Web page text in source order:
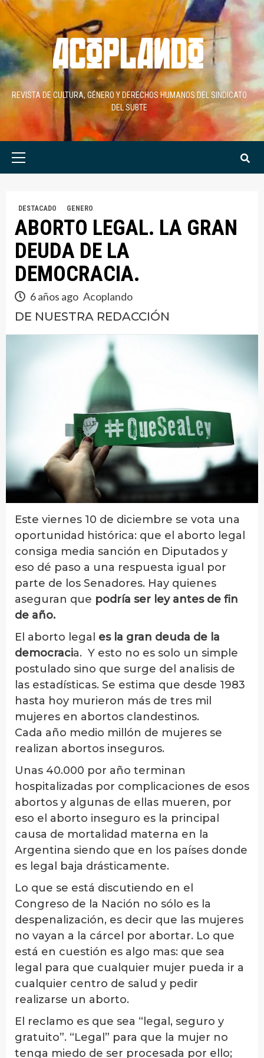
Skip
to
content
REVISTA DE CULTURA, GÉNERO Y DERECHOS HUMANOS DEL SINDICATO
DEL SUBTE
Primary
DESTACADO GENERO
ABORTO LEGAL. LA GRAN
DEUDA DE LA
DEMOCRACIA.
6 años ago Acoplando
DE NUESTRA REDACCIÓN
Este viernes 10 de diciembre se vota una
oportunidad histórica: que el aborto legal
consiga media sanción en Diputados y
eso dé paso a una respuesta igual por
parte de los Senadores. Hay quienes
aseguran que podría ser ley antes de fin
de año.
El aborto legal es la gran deuda de la
democracia. Y esto no es solo un simple
postulado sino que surge del analisis de
las estadísticas. Se estima que desde 1983
hasta hoy murieron más de tres mil
mujeres en abortos clandestinos.
Cada año medio millón de mujeres se
realizan abortos inseguros.
Unas 40.000 por año terminan
hospitalizadas por complicaciones de esos
abortos y algunas de ellas mueren, por
eso el aborto inseguro es la principal
causa de mortalidad materna en la
Argentina siendo que en los países donde
es legal baja drásticamente.
Lo que se está discutiendo en el
Congreso de la Nación no sólo es la
despenalización, es decir que las mujeres
no vayan a la cárcel por abortar. Lo que
está en cuestión es algo mas: que sea
legal para que cualquier mujer pueda ir a
cualquier centro de salud y pedir
realizarse un aborto.
El reclamo es que sea “legal, seguro y
gratuito”. “Legal” para que la mujer no
tenga miedo de ser procesada por ello;